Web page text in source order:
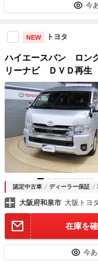
今
NEW トヨタ
ハイエースバン ロン
リーナビ ＤＶＤ再生
システム ＰＫＳＢ
デジタルインナーミ
認定中古車 ディーラー保証
大阪府和泉市 大阪トヨ
在庫を
今